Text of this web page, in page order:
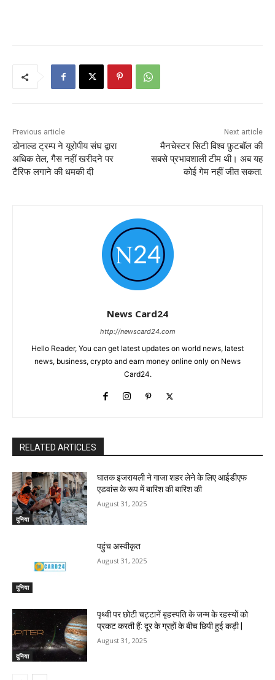
Previous article
डोनाल्ड ट्रम्प ने यूरोपीय संघ द्वारा
अधिक तेल, गैस नहीं खरीदने पर
टैरिफ लगाने की धमकी दी
Next article
मैनचेस्टर सिटी विश्व फ़ुटबॉल की
सबसे प्रभावशाली टीम थी। अब यह
कोई गेम नहीं जीत सकता.
News Card24
http://newscard24.com
Hello Reader, You can get latest updates on world news, latest
news, business, crypto and earn money online only on News
Card24.
RELATED ARTICLES
दुनिया
घातक इजरायली ने गाजा शहर लेने के लिए आईडीएफ
एडवांस के रूप में बारिश की बारिश की
August 31, 2025
दुनिया
पहुंच अस्वीकृत
August 31, 2025
दुनिया
पृथ्वी पर छोटी चट्टानें बृहस्पति के जन्म के रहस्यों को
प्रकट करती हैं: दूर के ग्रहों के बीच छिपी हुई कड़ी |
August 31, 2025